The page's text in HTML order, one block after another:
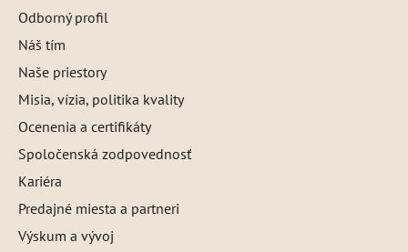
Odborný profil
Náš tím
Naše priestory
Misia, vízia, politika kvality
Ocenenia a certifikáty
Spoločenská zodpovednosť
Kariéra
Predajné miesta a partneri
Výskum a vývoj